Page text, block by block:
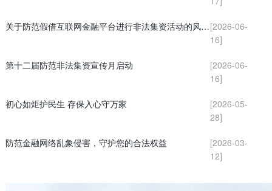
关于防范假借互联网金融平台进行非法集资活动的风险提示[2026-06-
16]
第十二届防范非法集资宣传月启动
[2026-06-
16]
初心如炬护民生 存保入心守万家
[2026-05-
28]
防范金融网络乱象侵害，守护您的合法权益
[2026-03-
12]